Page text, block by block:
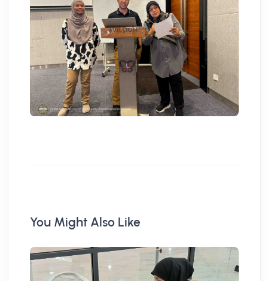
You Might Also Like